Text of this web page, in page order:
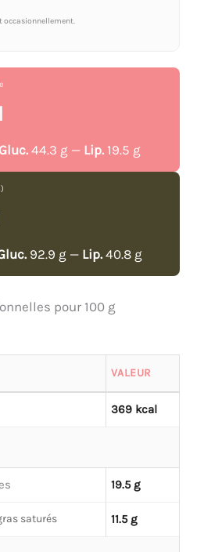
occasionnellement.
Gluc. 44.3 g — Lip. 19.5 g
92.9 g — Lip. 40.8 g
pour 100 g
VALEUR
369 kcal
19.5 g
saturés 11.5 g